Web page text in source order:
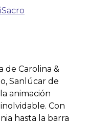
de Carolina &
Sanlúcar de
animación
Con
hasta la barra